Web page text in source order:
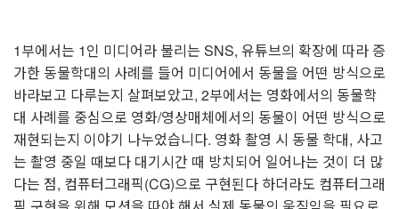
1부에서는 1인 미디어라 불리는 SNS, 유튜브의 확장에 따라 증
가한 동물학대의 사례를 들어 미디어에서 동물을 어떤 방식으로
바라보고 다루는지 살펴보았고, 2부에서는 영화에서의 동물학
대 사례를 중심으로 영화/영상매체에서의 동물이 어떤 방식으로
재현되는지 이야기 나누었습니다. 영화 촬영 시 동물 학대, 사고
는 촬영 중일 때보다 대기시간 때 방치되어 일어나는 것이 더 많
다는 점, 컴퓨터그래픽(CG)으로 구현된다 하더라도 컴퓨터그래